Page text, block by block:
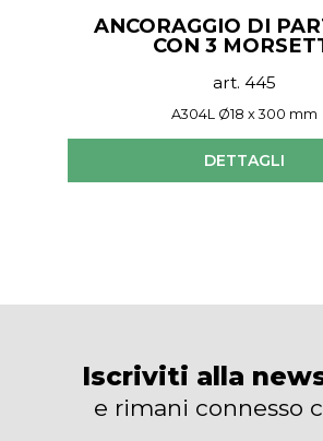
ANCORAGGIO DI
CON 3
art. 445
A304L Ø18 x 300 mm
DETTAGLI
Iscriviti alla
e rimani connesso